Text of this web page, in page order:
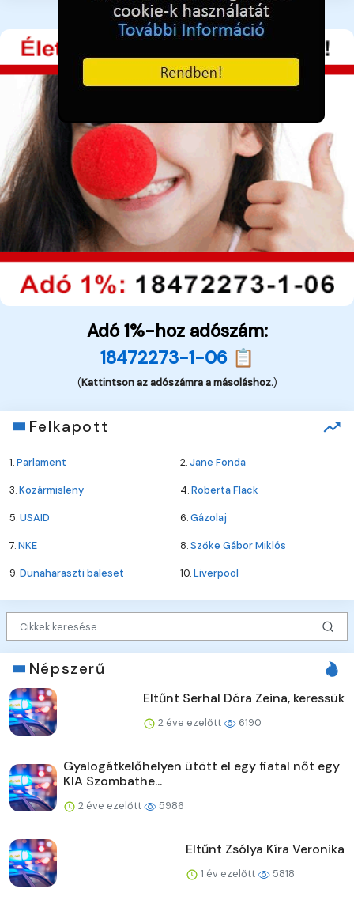
Adó 1%-hoz adószám:
18472273-1-06 📋
(Kattintson az adószámra a másoláshoz.)
Felkapott
1.Parlament 2.Jane Fonda
3.Kozármisleny 4.Roberta Flack
5.USAID 6.Gázolaj
7.NKE 8.Szőke Gábor Miklós
9.Dunaharaszti baleset 10.Liverpool
Népszerű
Eltűnt Serhal Dóra Zeina, keressük
2 éve ezelőtt 6190
Gyalogátkelőhelyen ütött el egy fiatal nőt egy
KIA Szombathe...
2 éve ezelőtt 5986
Eltűnt Zsólya Kíra Veronika
1 év ezelőtt 5818